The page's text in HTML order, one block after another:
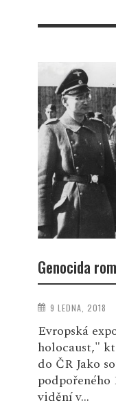
Genocida
9 LEDNA, 2018
Evropská
holocaust,"
do ČR Jako
vidění v...